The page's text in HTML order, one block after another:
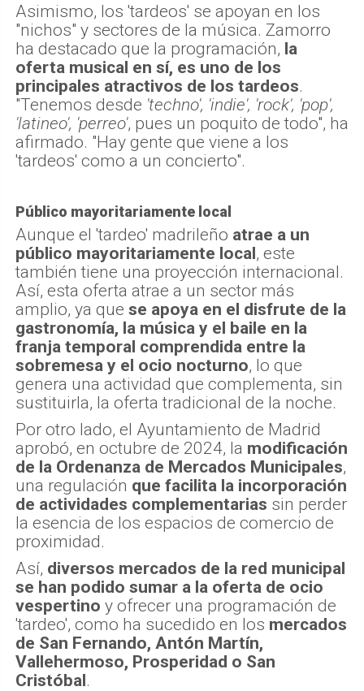
Asimismo, los 'tardeos' se apoyan en los
"nichos" y sectores de la música. Zamorro
ha destacado que la programación, la
oferta musical en sí, es uno de los
principales atractivos de los tardeos.
"Tenemos desde 'techno', 'indie', 'rock', 'pop',
'latineo', 'perreo', pues un poquito de todo", ha
afirmado. "Hay gente que viene a los
'tardeos' como a un concierto".
Público mayoritariamente local
Aunque el 'tardeo' madrileño atrae a un
público mayoritariamente local, este
también tiene una proyección internacional.
Así, esta oferta atrae a un sector más
amplio, ya que se apoya en el disfrute de la
gastronomía, la música y el baile en la
franja temporal comprendida entre la
sobremesa y el ocio nocturno, lo que
genera una actividad que complementa, sin
sustituirla, la oferta tradicional de la noche.
Por otro lado, el Ayuntamiento de Madrid
aprobó, en octubre de 2024, la modificación
de la Ordenanza de Mercados Municipales,
una regulación que facilita la incorporación
de actividades complementarias sin perder
la esencia de los espacios de comercio de
proximidad.
Así, diversos mercados de la red municipal
se han podido sumar a la oferta de ocio
vespertino y ofrecer una programación de
'tardeo', como ha sucedido en los mercados
de San Fernando, Antón Martín,
Vallehermoso, Prosperidad o San
Cristóbal.